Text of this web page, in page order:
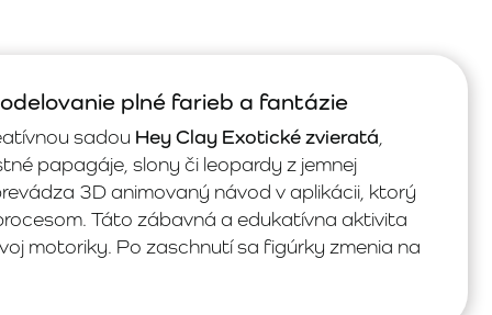
plné farieb a fantázie
sadou Hey Clay Exotické zvieratá
papagáje, slony či leopardy z jemnej
3D animovaný návod v aplikácii, ktorý
Táto zábavná a edukatívna aktivita
motoriky. Po zaschnutí sa figúrky zmenia na